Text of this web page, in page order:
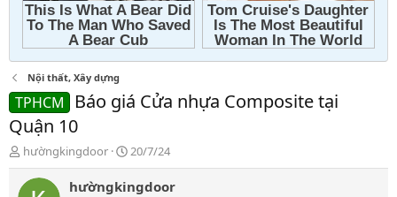
Nội thất, Xây dựng
TPHCM
Báo giá Cửa nhựa Composite tại
Quận 10
T
h
r
hườngkingdoor
N
g
à
20/7/24
hườngkingdoor